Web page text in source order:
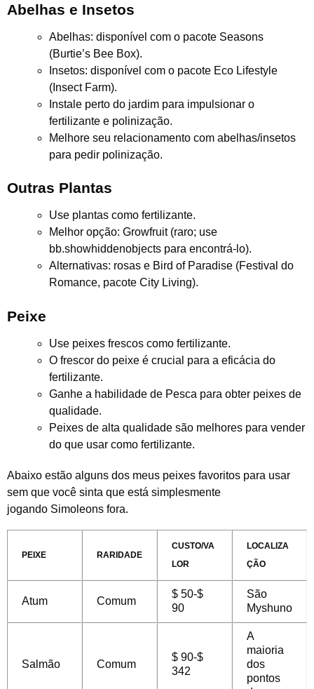
Abelhas e Insetos
Abelhas: disponível com o pacote Seasons
(Burtie’s Bee Box).
Insetos: disponível com o pacote Eco Lifestyle
(Insect Farm).
Instale perto do jardim para impulsionar o
fertilizante e polinização.
Melhore seu relacionamento com abelhas/insetos
para pedir polinização.
Outras Plantas
Use plantas como fertilizante.
Melhor opção: Growfruit (raro; use
bb.showhiddenobjects para encontrá-lo).
Alternativas: rosas e Bird of Paradise (Festival do
Romance, pacote City Living).
Peixe
Use peixes frescos como fertilizante.
O frescor do peixe é crucial para a eficácia do
fertilizante.
Ganhe a habilidade de Pesca para obter peixes de
qualidade.
Peixes de alta qualidade são melhores para vender
do que usar como fertilizante.
Abaixo estão alguns dos meus peixes favoritos para usar
sem que você sinta que está simplesmente
jogando Simoleons fora.
PEIXE RARIDADE
CUSTO/VA
LOR
LOCALIZA
ÇÃO
Atum Comum
$ 50-$
90
São
Myshuno
Salmão Comum
$ 90-$
342
A
maioria
dos
pontos